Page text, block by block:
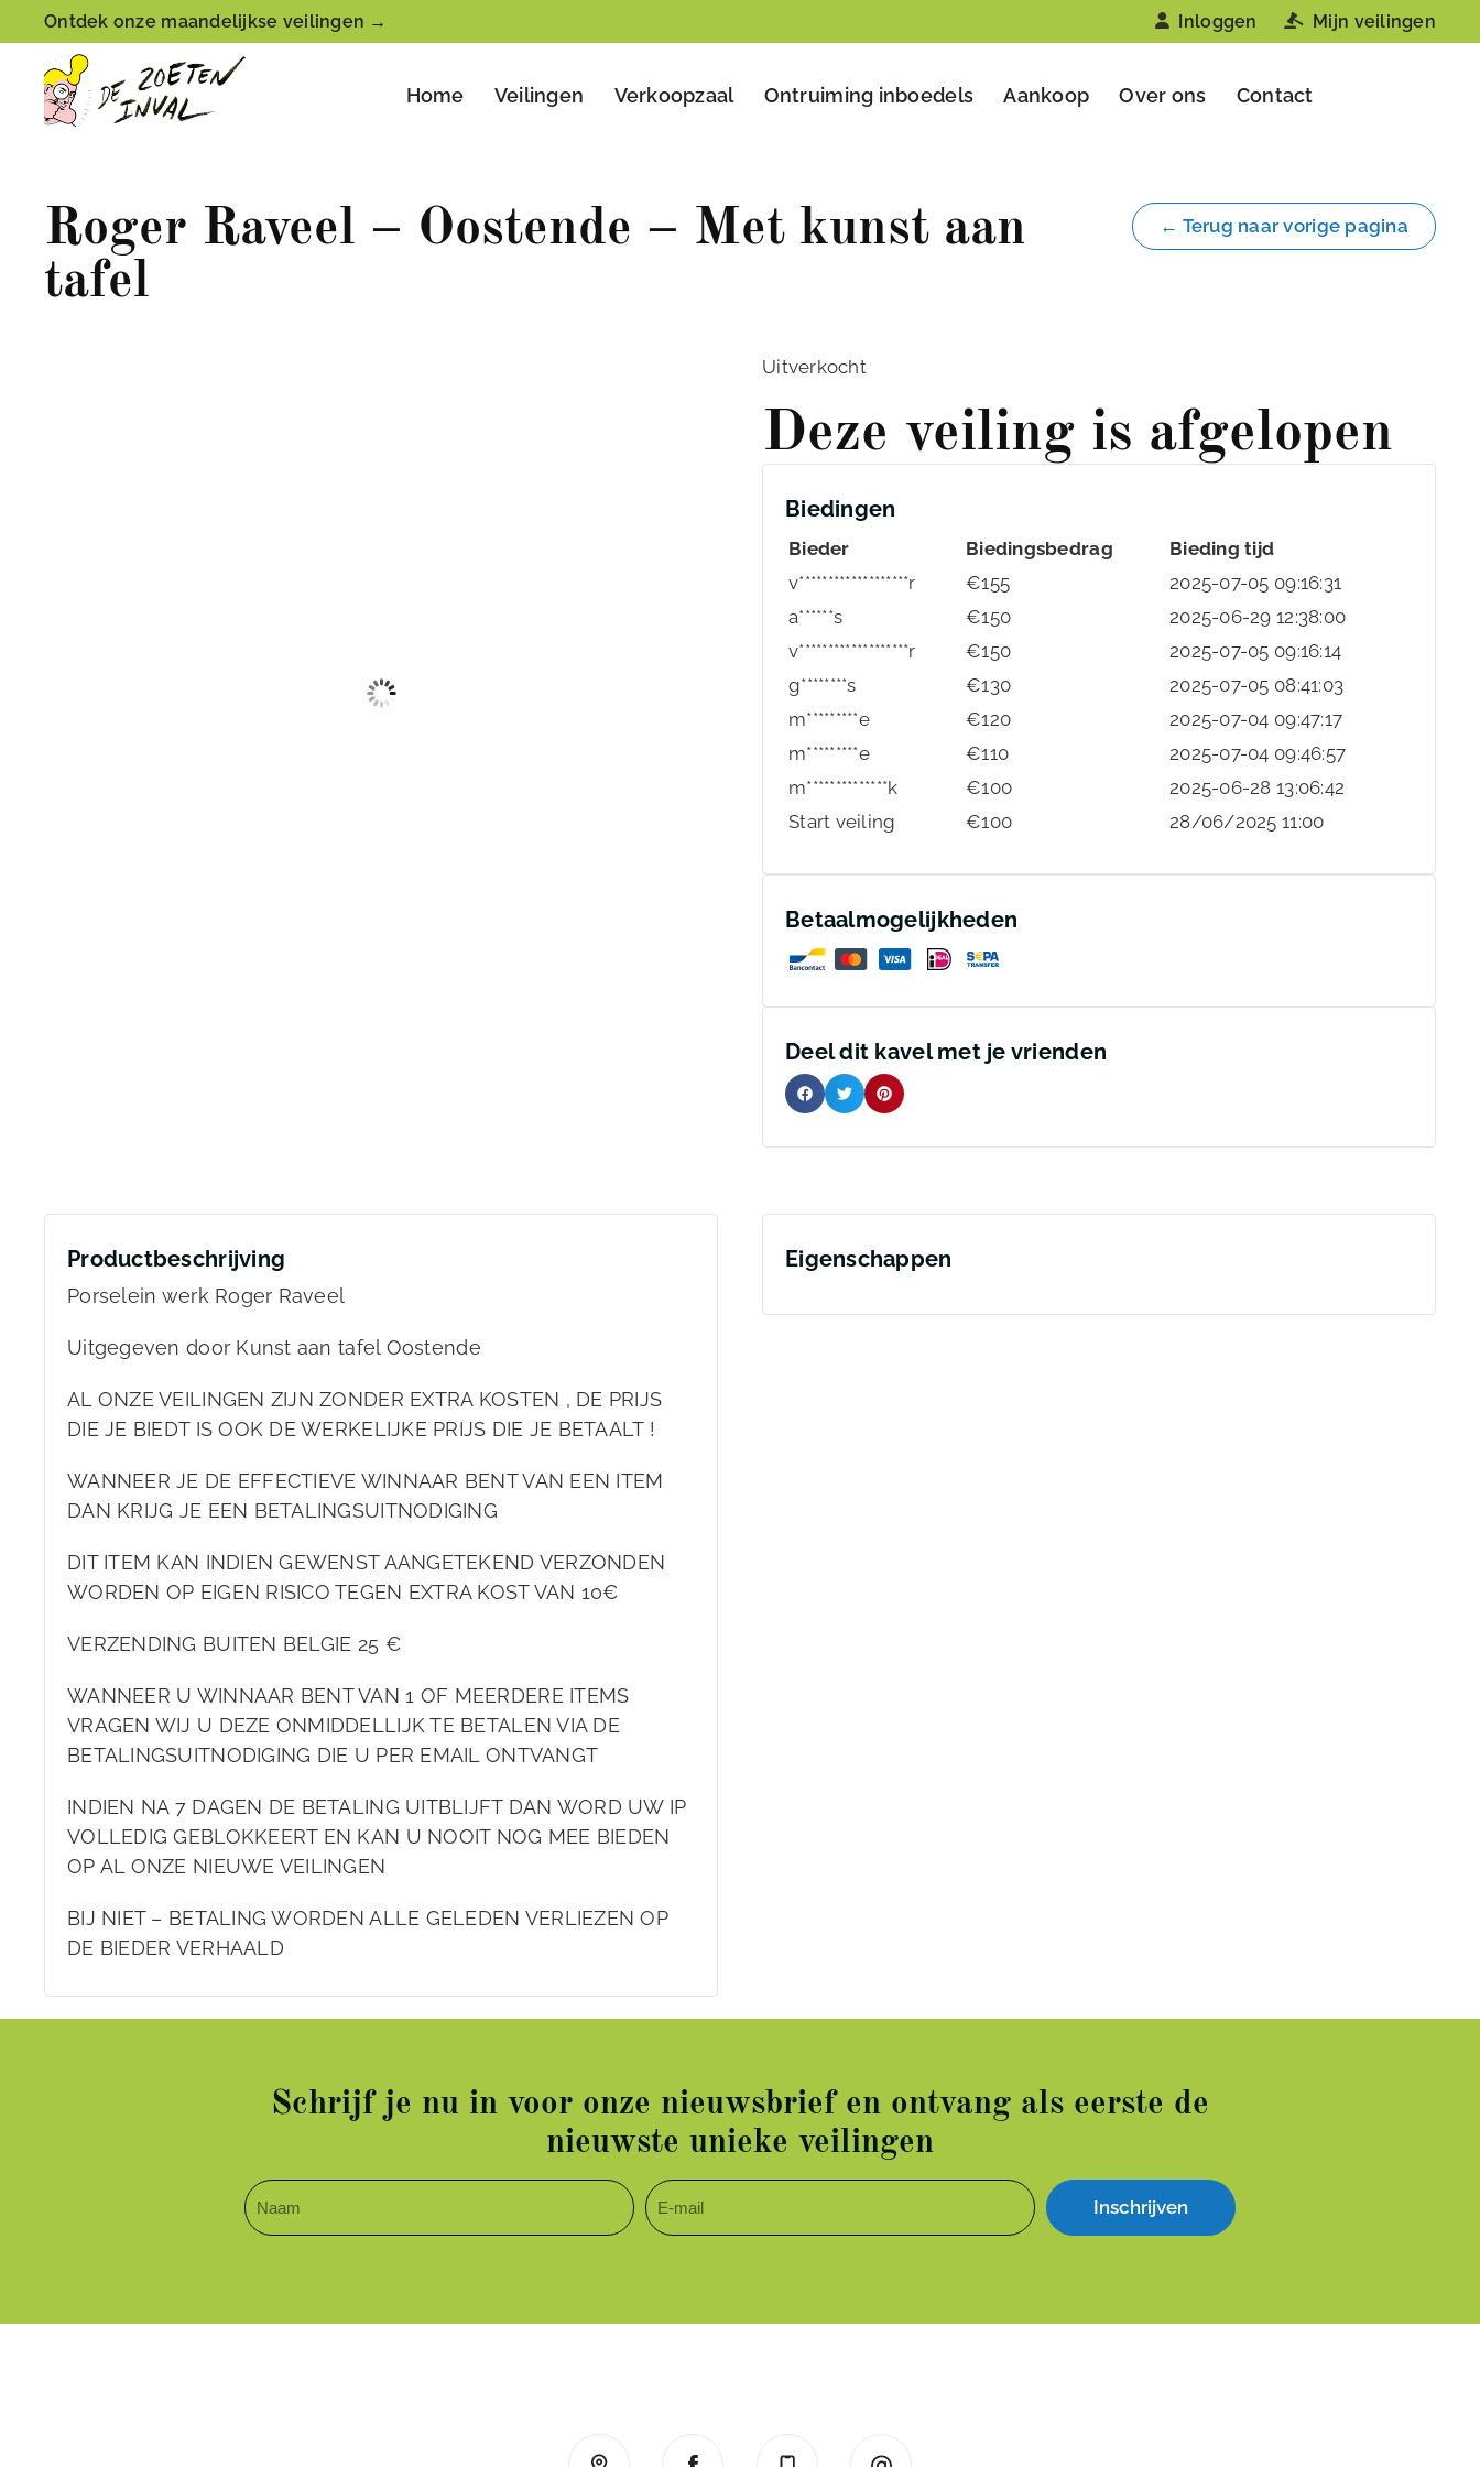
Ontdek onze maandelijkse veilingen → Inloggen Mijn veilingen
Home Veilingen Verkoopzaal Ontruiming inboedels Aankoop Over ons Contact
Roger Raveel – Oostende – Met kunst aan
tafel
← Terug naar vorige pagina
Uitverkocht
Deze veiling is afgelopen
Biedingen
Bieder Biedingsbedrag
Bieding tijd
v*******************r
€155
2025-07-05 09:16:31
a******s
€150
2025-06-29 12:38:00
v*******************r
€150
2025-07-05 09:16:14
g********s
€130
2025-07-05 08:41:03
m*********e
€120
2025-07-04 09:47:17
m*********e
€110
2025-07-04 09:46:57
m**************k
€100
2025-06-28 13:06:42
Start veiling
€100 28/06/2025 11:00
Betaalmogelijkheden
Deel dit kavel met je vrienden
Productbeschrijving
Porselein werk Roger Raveel
Uitgegeven door Kunst aan tafel Oostende
AL ONZE VEILINGEN ZIJN ZONDER EXTRA KOSTEN , DE PRIJS
DIE JE BIEDT IS OOK DE WERKELIJKE PRIJS DIE JE BETAALT !
WANNEER JE DE EFFECTIEVE WINNAAR BENT VAN EEN ITEM
DAN KRIJG JE EEN BETALINGSUITNODIGING
DIT ITEM KAN INDIEN GEWENST AANGETEKEND VERZONDEN
WORDEN OP EIGEN RISICO TEGEN EXTRA KOST VAN 10€
VERZENDING BUITEN BELGIE 25 €
WANNEER U WINNAAR BENT VAN 1 OF MEERDERE ITEMS
VRAGEN WIJ U DEZE ONMIDDELLIJK TE BETALEN VIA DE
BETALINGSUITNODIGING DIE U PER EMAIL ONTVANGT
INDIEN NA 7 DAGEN DE BETALING UITBLIJFT DAN WORD UW IP
VOLLEDIG GEBLOKKEERT EN KAN U NOOIT NOG MEE BIEDEN
OP AL ONZE NIEUWE VEILINGEN
BIJ NIET – BETALING WORDEN ALLE GELEDEN VERLIEZEN OP
DE BIEDER VERHAALD
Eigenschappen
Schrijf je nu in voor onze nieuwsbrief en ontvang als eerste de
nieuwste unieke veilingen
Inschrijven